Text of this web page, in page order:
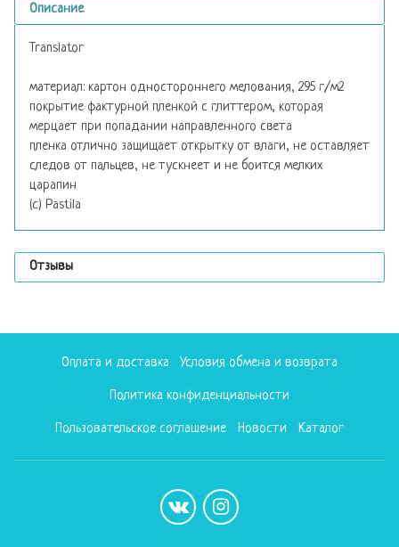
Описание
Translator
материал: картон одностороннего мелования, 295 г/м2
покрытие фактурной пленкой с глиттером, которая
мерцает при попадании направленного света
пленка отлично защищает открытку от влаги, не оставляет
следов от пальцев, не тускнеет и не боится мелких
царапин
(c) Pastila
Отзывы
Оплата и доставка Условия обмена и возврата
Политика конфиденциальности
Пользовательское соглашение Новости Каталог